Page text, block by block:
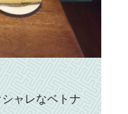
ャレなベトナ